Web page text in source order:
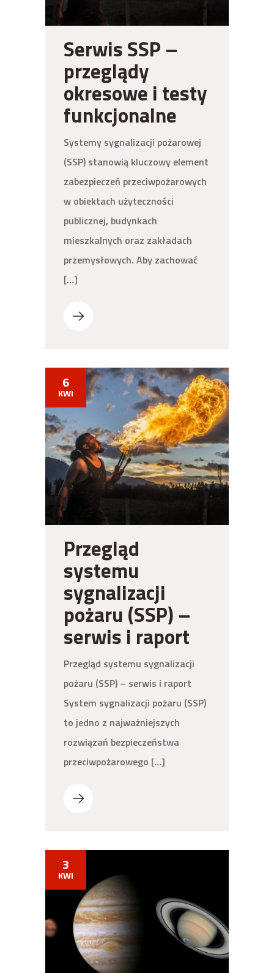
Serwis SSP –
przeglądy
okresowe i testy
funkcjonalne
Systemy sygnalizacji pożarowej
(SSP) stanowią kluczowy element
zabezpieczeń przeciwpożarowych
w obiektach użyteczności
publicznej, budynkach
mieszkalnych oraz zakładach
przemysłowych. Aby zachować
[…]
6
KWI
Przegląd
systemu
sygnalizacji
pożaru (SSP) –
serwis i raport
Przegląd systemu sygnalizacji
pożaru (SSP) – serwis i raport
System sygnalizacji pożaru (SSP)
to jedno z najważniejszych
rozwiązań bezpieczeństwa
przeciwpożarowego […]
3
KWI